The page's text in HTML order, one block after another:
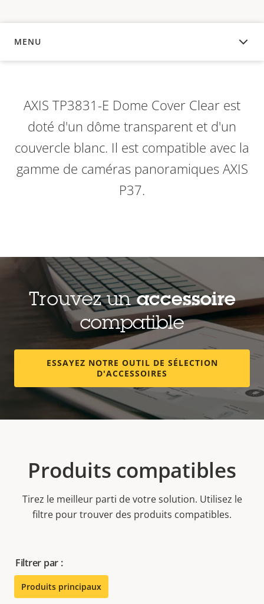
MENU
APERÇU
AXIS TP3831-E Dome Cover Clear est
doté d'un dôme transparent et d'un
couvercle blanc. Il est compatible avec la
gamme de caméras panoramiques AXIS
P37.
Trouvez unaccessoire
compatible
ESSAYEZ NOTRE OUTIL DE SÉLECTION
D'ACCESSOIRES
Produits compatibles
Tirez le meilleur parti de votre solution. Utilisez le
filtre pour trouver des produits compatibles.
Filtrer par :
Produits principaux